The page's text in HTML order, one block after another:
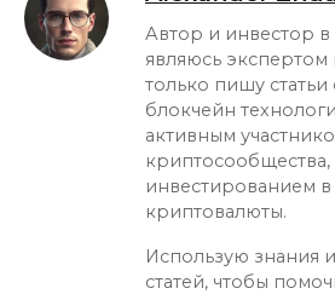
Автор и инвестор
являюсь экспертом
только пишу
блокчейн
активным
инвестированием
криптовалюты.
Использую знания
статей, чтобы